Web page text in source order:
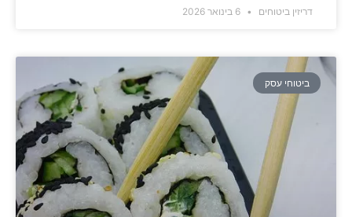
דריזין ביטוחים
ביטוחי עסק